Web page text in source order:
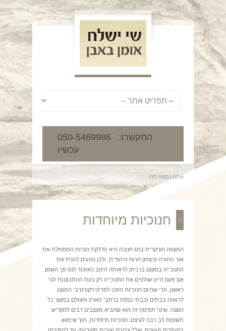
050-5469986 :התקשרו
עכשיו
אתה נמצא פה:
חנוכיות מיוחדות
המצווה העיקרית בחג חנוכה היא הדלקת הנרות המסמלת את
אור התורה וניצחון הרוח היהודית, ולכן נוהגים להניח את
החנוכייה במקום בו ניתן לראותה היטב כאזכור לנס פך השמן.
אם פעם היינו שולפים את החנוכייה רק בעת ההתכוננות לנר
ראשון, הרי שהיום חנוכיות הפכו לפריט דקורטיבי המוצג
לראווה בבתים ובבתי כנסת ברחבי הארץ והעולם במשך כל
השנה. שינוי תפיסה זה הוא שהביא מעצבים רבים להקדיש
תשומת לב רבה לעיצוב חנוכיות מיוחדות, תוך שימוש